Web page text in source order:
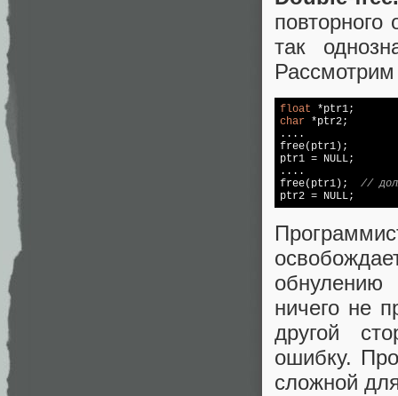
так
float
char *ptr2;
free(ptr1);
ptr1 = NULL;
free(ptr1); //
ptr2 = NULL;
ничего не
другой
ошибку.
сложной